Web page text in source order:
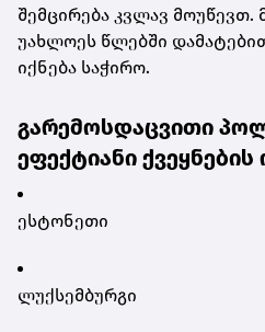
შემცირება კვლავ მოუწევთ.
უახლოეს წლებში
იქნება საჭირო.
გარემოსდაცვითი
ეფექტიანი
ესტონეთი
ლუქსემბურგი